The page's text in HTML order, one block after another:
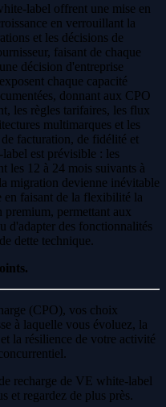
label offrent une mise en
en verrouillant la
et les décisions de
faisant de chaque
décision d'entreprise
chaque capacité
donnant aux CPO
les règles tarifaires, les flux
multimarques et les
facturation, de fidélité et
est prévisible : les
les 12 à 24 mois suivants à
migration devienne inévitable
faisant de la flexibilité la
permettant aux
d'adapter des fonctionnalités
dette technique.
(CPO), vos choix
à laquelle vous évoluez, la
la résilience de votre activité
recharge de VE white-label
et regardez de plus près.